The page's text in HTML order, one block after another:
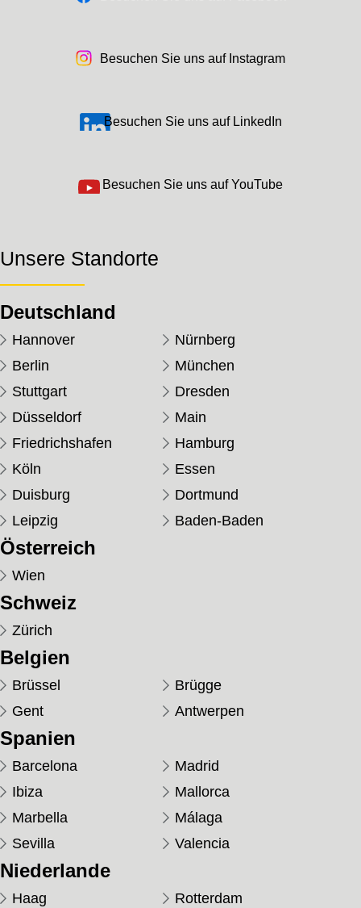
Besuchen Sie uns auf Instagram
Besuchen Sie uns auf LinkedIn
Besuchen Sie uns auf YouTube
Unsere Standorte
Deutschland
Hannover
Nürnberg
Berlin
München
Stuttgart
Dresden
Düsseldorf
Main
Friedrichshafen
Hamburg
Köln
Essen
Duisburg
Dortmund
Leipzig
Baden-Baden
Österreich
Wien
Schweiz
Zürich
Belgien
Brüssel
Brügge
Gent
Antwerpen
Spanien
Barcelona
Madrid
Ibiza
Mallorca
Marbella
Málaga
Sevilla
Valencia
Niederlande
Haag
Rotterdam